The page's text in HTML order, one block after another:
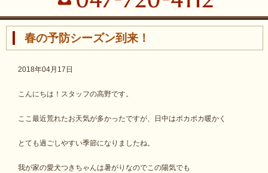
春の予防シーズン到来！
2018年04月17日
こんにちは！スタッフの高野です。
ここ最近荒れたお天気が多かったですが、日中はポカポカ暖かく
とても過ごしやすい季節になりましたね。
我が家の愛犬つきちゃんは暑がりなのでこの陽気でも